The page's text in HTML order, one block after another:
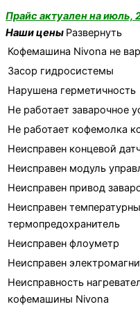
Прайс актуален на июль,
Наши цены Развернуть
Кофемашина Nivona не
Засор гидросистемы
Нарушена герметичность
Не работает заварочное
Не работает кофемолка
Неисправен концевой
Неисправен модуль
Неисправен привод
Неисправен
термопредохранитель
Неисправен флоуметр
Неисправен
Неисправность
кофемашины Nivona